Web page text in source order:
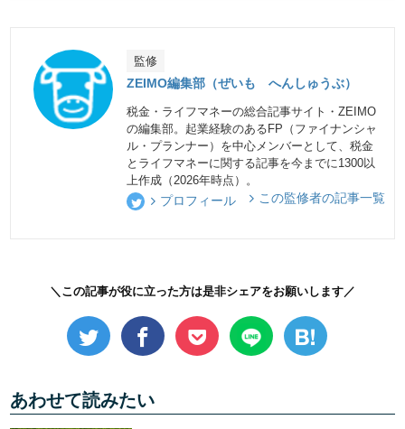
監修
ZEIMO編集部（ぜいも へんしゅうぶ）
税金・ライフマネーの総合記事サイト・ZEIMO
の編集部。起業経験のあるFP（ファイナンシャ
ル・プランナー）を中心メンバーとして、税金
とライフマネーに関する記事を今までに1300以
上作成（2026年時点）。
プロフィール この監修者の記事一覧
＼この記事が役に立った方は是非シェアをお願いします／
あわせて読みたい